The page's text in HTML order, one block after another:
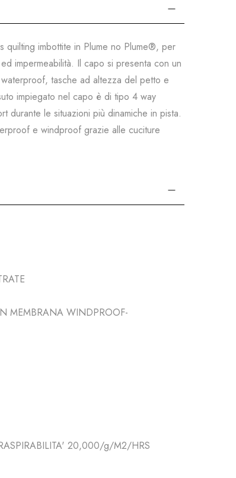
quilting imbottite in Plume no Plume®, per
impermeabilità. Il capo si presenta con un
tasche ad altezza del petto e
impiegato nel capo è di tipo 4 way
durante le situazioni più dinamiche in pista.
e windproof grazie alle cuciture
MEMBRANA WINDPROOF-
20,000/g/M2/HRS